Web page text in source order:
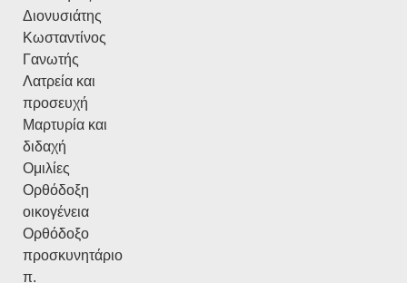
Διονυσιάτης
Κωσταντίνος
Γανωτής
Λατρεία και
προσευχή
Μαρτυρία και
διδαχή
Ομιλίες
Ορθόδοξη
οικογένεια
Ορθόδοξο
προσκυνητάριο
π.